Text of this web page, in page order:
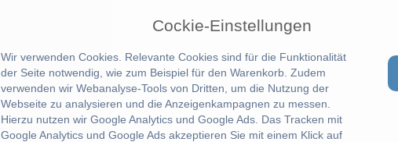
Cockie-Einstellungen
Wir verwenden Cookies. Relevante Cookies sind für die Funktionalität
der Seite notwendig, wie zum Beispiel für den Warenkorb. Zudem
verwenden wir Webanalyse-Tools von Dritten, um die Nutzung der
Webseite zu analysieren und die Anzeigenkampagnen zu messen.
Hierzu nutzen wir Google Analytics und Google Ads. Das Tracken mit
Google Analytics und Google Ads akzeptieren Sie mit einem Klick auf